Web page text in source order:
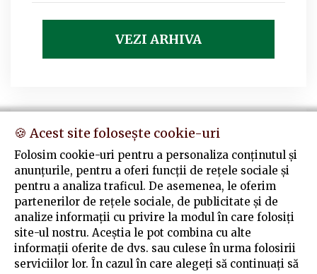
VEZI ARHIVA
Contact
Str. Doinei 1A, Alba Iulia, cod poştal 510138
+4025 881 33 11
contact@alba.colegfarm.ro
🍪 Acest site folosește cookie-uri
Folosim cookie-uri pentru a personaliza conținutul și
anunțurile, pentru a oferi funcții de rețele sociale și
pentru a analiza traficul. De asemenea, le oferim
partenerilor de rețele sociale, de publicitate și de
analize informații cu privire la modul în care folosiți
site-ul nostru. Aceștia le pot combina cu alte
informații oferite de dvs. sau culese în urma folosirii
serviciilor lor. În cazul în care alegeți să continuați să